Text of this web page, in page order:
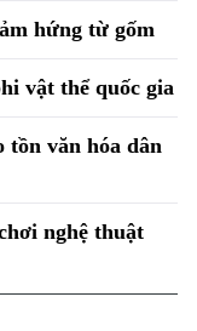
hứng từ gốm
vật thể quốc gia
tồn văn hóa dân
nghệ thuật